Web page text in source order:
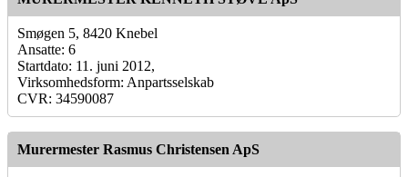
Smøgen 5, 8420 Knebel
Ansatte: 6
Startdato: 11. juni 2012,
Virksomhedsform: Anpartsselskab
CVR: 34590087
Murermester Rasmus Christensen ApS